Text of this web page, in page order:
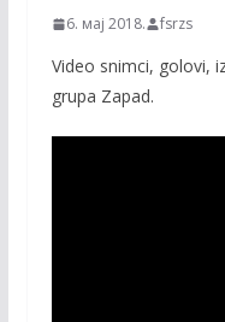
6. мај 2018. fsrzs
Video snimci, golovi,
grupa Zapad.